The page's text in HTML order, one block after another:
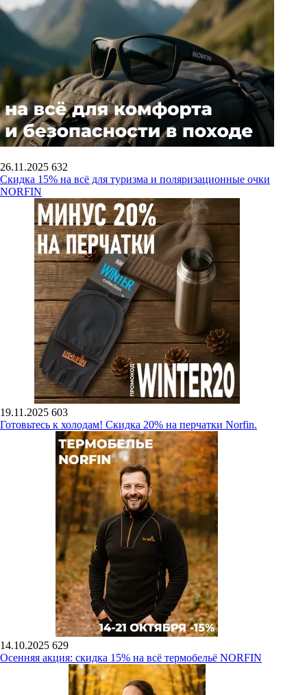
26.11.2025 632
Скидка 15% на всё для туризма и поляризационные очки
NORFIN
19.11.2025 603
Готовьтесь к холодам! Скидка 20% на перчатки Norfin.
14.10.2025 629
Осенняя акция: скидка 15% на всё термобельё NORFIN